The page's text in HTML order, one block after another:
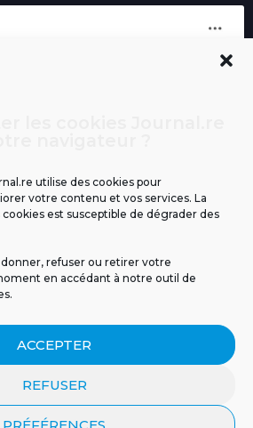
utilise des cookies pour
votre contenu et vos services. La
est susceptible de dégrader des
refuser ou retirer votre
en accédant à notre outil de
ACCEPTER
REFUSER
PRÉFÉRENCES
PUBLICITÉ
BLOG
POLITIQUE DE CONFIDENTIALITÉ